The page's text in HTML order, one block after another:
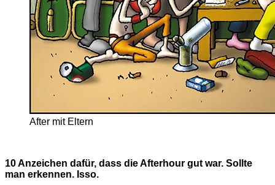
After mit Eltern
10 Anzeichen dafür, dass die Afterhour gut war. Sollte
man erkennen. Isso.